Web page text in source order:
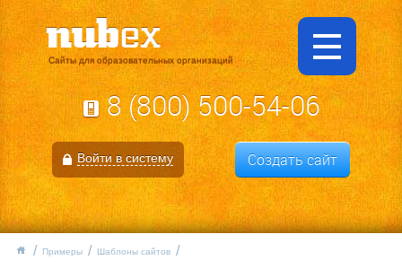
Сайты для образовательных организаций
8 (800) 500-54-06
Войти в систему Создать сайт
Примеры Шаблоны сайтов